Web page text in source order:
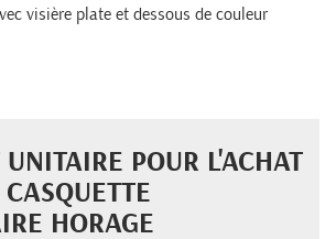
visière plate et dessous de couleur
POUR L'ACHAT
HORAGE